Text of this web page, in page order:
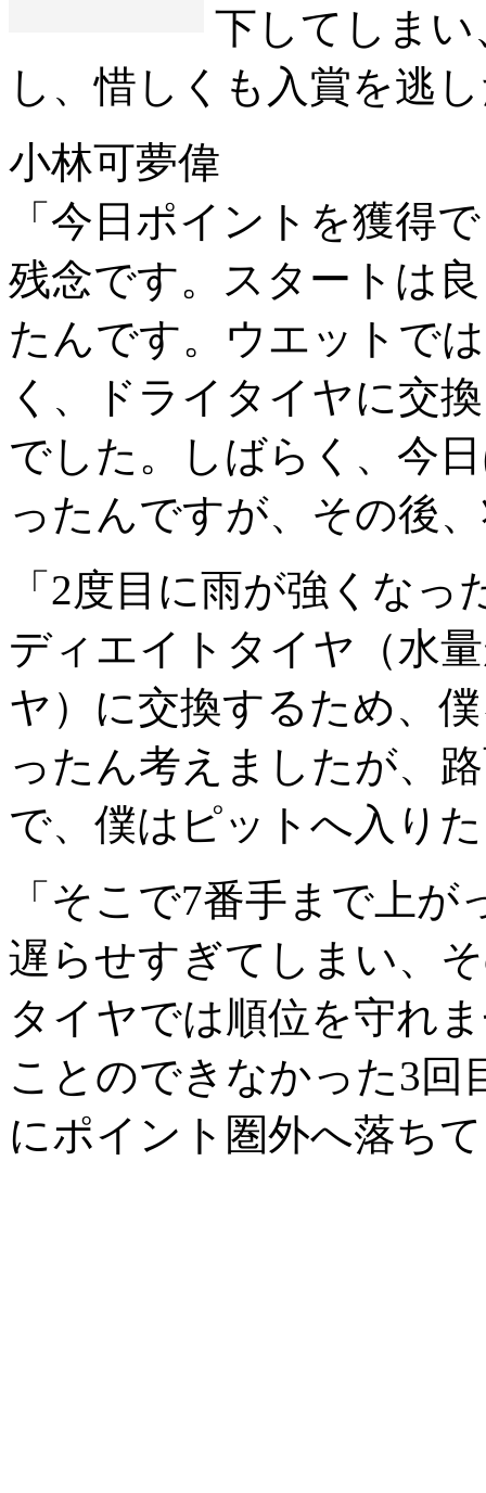
下してしまい
し、惜しくも入賞を逃
小林可夢偉
「今日ポイントを獲得
残念です。スタートは
たんです。ウエットで
く、ドライタイヤに交
でした。しばらく、今
ったんですが、その後
「2度目に雨が強くな
ディエイトタイヤ（水
ヤ）に交換するため、
ったん考えましたが、
で、僕はピットへ入り
「そこで7番手まで上
遅らせすぎてしまい、
タイヤでは順位を守れ
ことのできなかった3回
にポイント圏外へ落ち